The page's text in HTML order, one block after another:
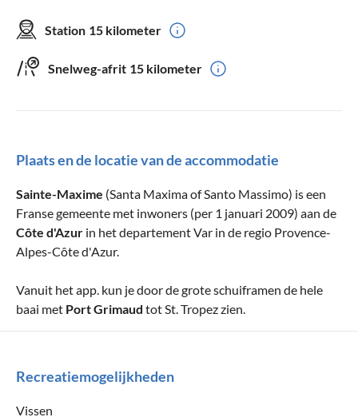
Station 15 kilometer
Snelweg-afrit 15 kilometer
Plaats en de locatie van de accommodatie
Sainte-Maxime (Santa Maxima of Santo Massimo) is een
Franse gemeente met inwoners (per 1 januari 2009) aan de
Côte d'Azur in het departement Var in de regio Provence-
Alpes-Côte d'Azur.
Vanuit het app. kun je door de grote schuiframen de hele
baai met PortGrimaud tot St. Tropez zien.
Recreatiemogelijkheden
Vissen